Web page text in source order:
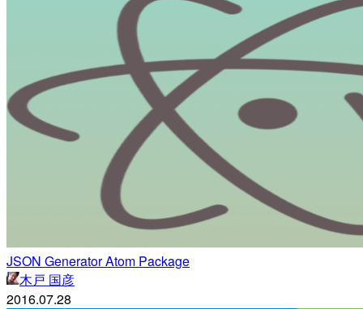
JSON Generator Atom Package
木戸 国彦
2016.07.28